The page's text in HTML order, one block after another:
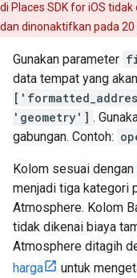
di Places SDK for iOS
dan dinonaktifkan pada 20
Gunakan parameter
data tempat yang
'geometry'] .
gabungan. Contoh:
Kolom sesuai dengan
menjadi tiga kategori
Atmosphere. Kolom
tidak dikenai biaya
Atmosphere ditagih
harga
untuk